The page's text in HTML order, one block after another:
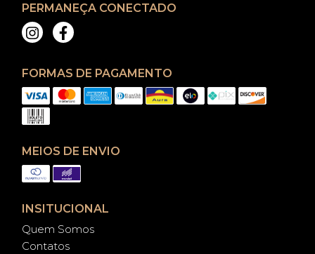
PERMANEÇA CONECTADO
FORMAS DE PAGAMENTO
MEIOS DE ENVIO
INSITUCIONAL
Quem Somos
Contatos